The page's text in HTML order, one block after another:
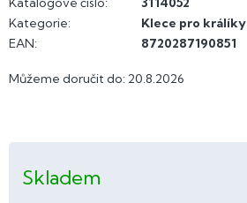
Můžeme doručit do: 20.8.2026
Skladem
Kategorie:
Klece pro králíky
EAN: 8720287190851